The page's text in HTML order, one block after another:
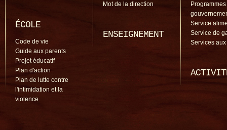
ÉCOLE
Code de vie
Guide aux parents
Projet éducatif
Plan d'action
Plan de lutte contre
l'intimidation et la
violence
Mot de la direction
ENSEIGNEMENT
Programmes
Service
Service de
Services